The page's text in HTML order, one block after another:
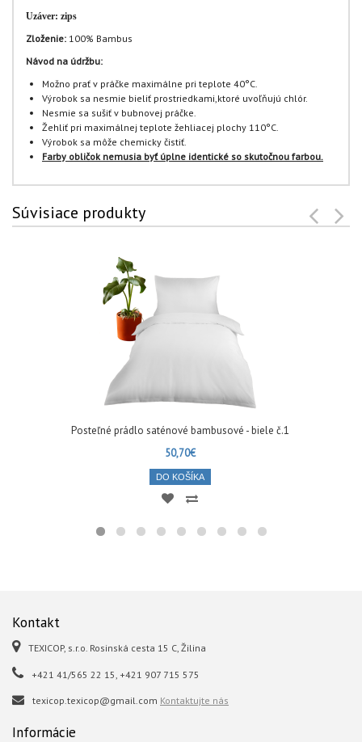
Uzáver: zips
Zloženie: 100% Bambus
Návod na údržbu:
Možno prať v práčke maximálne pri teplote 40°C.
Výrobok sa nesmie bieliť prostriedkami,ktoré uvoľňujú chlór.
Nesmie sa sušiť v bubnovej práčke.
Žehliť pri maximálnej teplote žehliacej plochy 110°C.
Výrobok sa môže chemicky čistiť.
Farby obličok nemusia byť úplne identické so skutočnou farbou.
Súvisiace produkty
Posteľné prádlo saténové bambusové - biele č.1
50,70€
DO KOŠÍKA
Kontakt
TEXICOP, s.r.o. Rosinská cesta 15 C, Žilina
+421 41/565 22 15, +421 907 715 575
texicop.texicop@gmail.com Kontaktujte nás
Informácie